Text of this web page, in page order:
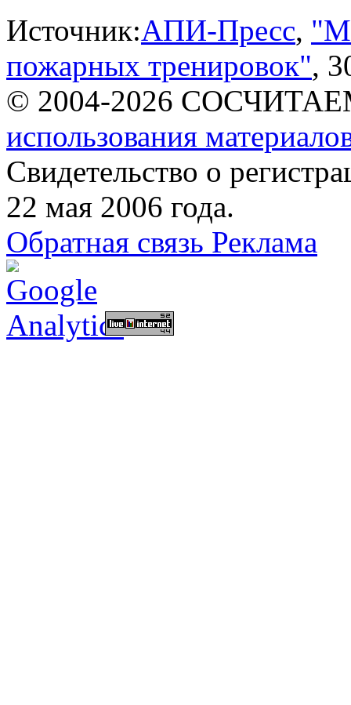
Источник:АПИ-Пресс,
пожарных тренировок",
© 2004-2026
использования
Свидетельство о
22 мая 2006 года.
Обратная связь Реклама